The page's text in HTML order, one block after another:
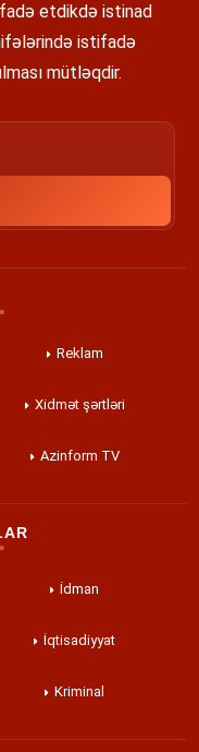
etdikdə istinad
istifadə
mütləqdir.
Reklam
Xidmət şərtləri
Azinform TV
İdman
İqtisadiyyat
Kriminal